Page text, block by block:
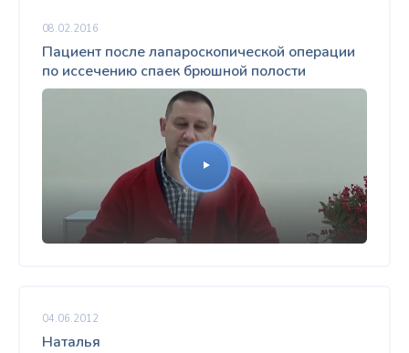
08.02.2016
Пациент после лапароскопической операции
по иссечению спаек брюшной полости
04.06.2012
Наталья